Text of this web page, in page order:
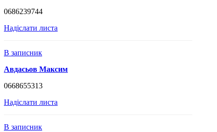
0686239744
Надіслати листа
В записник
Авдасьов Максим
0668655313
Надіслати листа
В записник